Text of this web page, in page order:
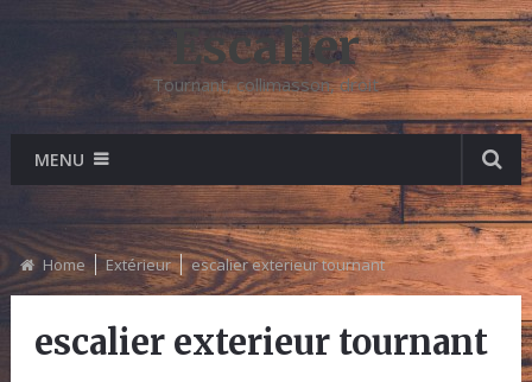
Escalier
Tournant, collimasson, droit
MENU
Home Extérieur escalier exterieur tournant
escalier exterieur tournant